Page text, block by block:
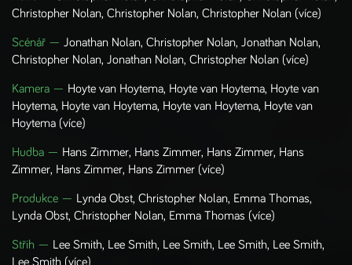
Christopher Nolan, Christopher Nolan, Christopher Nolan (více)
Scénář — Jonathan Nolan, Christopher Nolan, Jonathan Nolan,
Christopher Nolan, Jonathan Nolan, Christopher Nolan (více)
Kamera — Hoyte van Hoytema, Hoyte van Hoytema, Hoyte van
Hoytema, Hoyte van Hoytema, Hoyte van Hoytema, Hoyte van
Hoytema (více)
Hudba — Hans Zimmer, Hans Zimmer, Hans Zimmer, Hans
Zimmer, Hans Zimmer, Hans Zimmer (více)
Produkce — Lynda Obst, Christopher Nolan, Emma Thomas,
Lynda Obst, Christopher Nolan, Emma Thomas (více)
Střih — Lee Smith, Lee Smith, Lee Smith, Lee Smith, Lee Smith,
Lee Smith (více)